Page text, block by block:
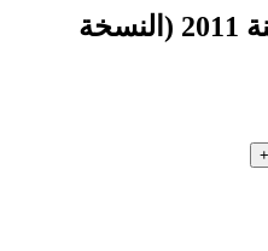
الوثائق الفلسطينية لسنة 2011 (النسخة